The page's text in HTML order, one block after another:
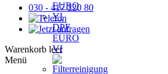
DPF
EURO
VI
030 - 417 220 80
Warenkorb leer
Menü